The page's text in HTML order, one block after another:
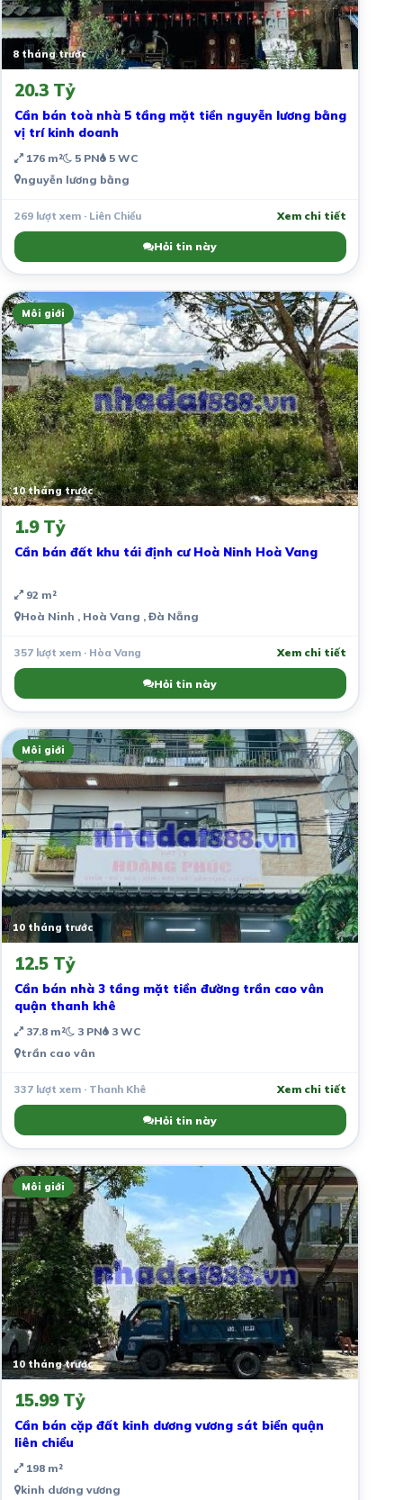
8 tháng trước
20.3 Tỷ
Cần bán toà nhà 5 tầng mặt tiền nguyễn lương bằng
vị trí kinh doanh
176 m² 5 PN 5 WC
nguyễn lương bằng
269 lượt xem · Liên Chiểu Xem chi tiết
Hỏi tin này
Môi giới
10 tháng trước
1.9 Tỷ
Cần bán đất khu tái định cư Hoà Ninh Hoà Vang
92 m²
Hoà Ninh , Hoà Vang , Đà Nẵng
357 lượt xem · Hòa Vang Xem chi tiết
Hỏi tin này
Môi giới
10 tháng trước
12.5 Tỷ
Cần bán nhà 3 tầng mặt tiền đường trần cao vân
quận thanh khê
37.8 m² 3 PN 3 WC
trần cao vân
337 lượt xem · Thanh Khê Xem chi tiết
Hỏi tin này
Môi giới
10 tháng trước
15.99 Tỷ
Cần bán cặp đất kinh dương vương sát biển quận
liên chiểu
198 m²
kinh dương vương